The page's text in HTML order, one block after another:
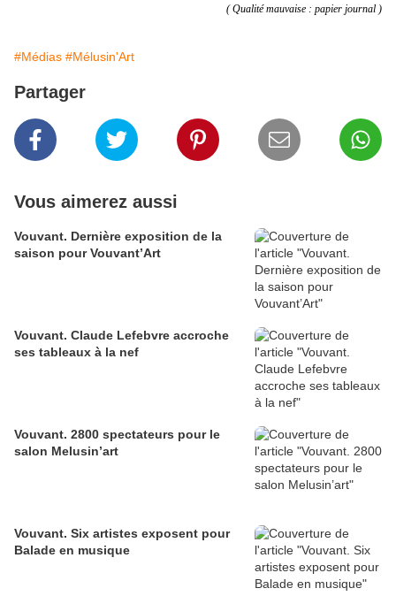
( Qualité mauvaise : papier journal )
#Médias #Mélusin'Art
Partager
Vous aimerez aussi
Vouvant. Dernière exposition de la
saison pour Vouvant’Art
Vouvant. Claude Lefebvre accroche
ses tableaux à la nef
Vouvant. 2800 spectateurs pour le
salon Melusin’art
Vouvant. Six artistes exposent pour
Balade en musique